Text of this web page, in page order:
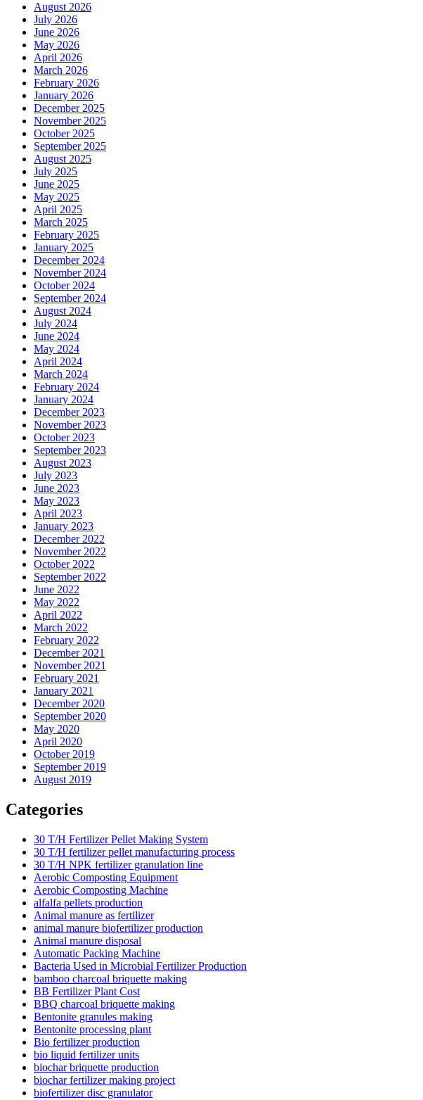
August 2026
July 2026
June 2026
May 2026
April 2026
March 2026
February 2026
January 2026
December 2025
November 2025
October 2025
September 2025
August 2025
July 2025
June 2025
May 2025
April 2025
March 2025
February 2025
January 2025
December 2024
November 2024
October 2024
September 2024
August 2024
July 2024
June 2024
May 2024
April 2024
March 2024
February 2024
January 2024
December 2023
November 2023
October 2023
September 2023
August 2023
July 2023
June 2023
May 2023
April 2023
January 2023
December 2022
November 2022
October 2022
September 2022
June 2022
May 2022
April 2022
March 2022
February 2022
December 2021
November 2021
February 2021
January 2021
December 2020
September 2020
May 2020
April 2020
October 2019
September 2019
August 2019
Categories
30 T/H Fertilizer Pellet Making System
30 T/H fertilizer pellet manufacturing process
30 T/H NPK fertilizer granulation line
Aerobic Composting Equipment
Aerobic Composting Machine
alfalfa pellets production
Animal manure as fertilizer
animal manure biofertilizer production
Animal manure disposal
Automatic Packing Machine
Bacteria Used in Microbial Fertilizer Production
bamboo charcoal briquette making
BB Fertilizer Plant Cost
BBQ charcoal briquette making
Bentonite granules making
Bentonite processing plant
Bio fertilizer production
bio liquid fertilizer units
biochar briquette production
biochar fertilizer making project
biofertilizer disc granulator